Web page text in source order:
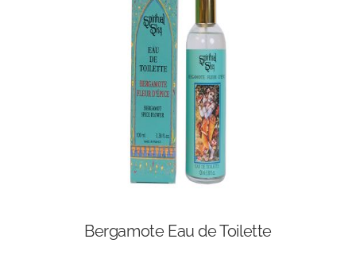
Bergamote Eau de Toilette